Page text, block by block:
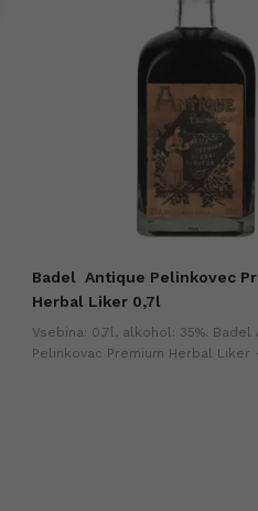
Badel Antique Pelinkovec
Herbal Liker 0,7l
Vsebina: 0,7l, alkohol: 35%. Badel
Pelinkovac Premium Herbal Liker